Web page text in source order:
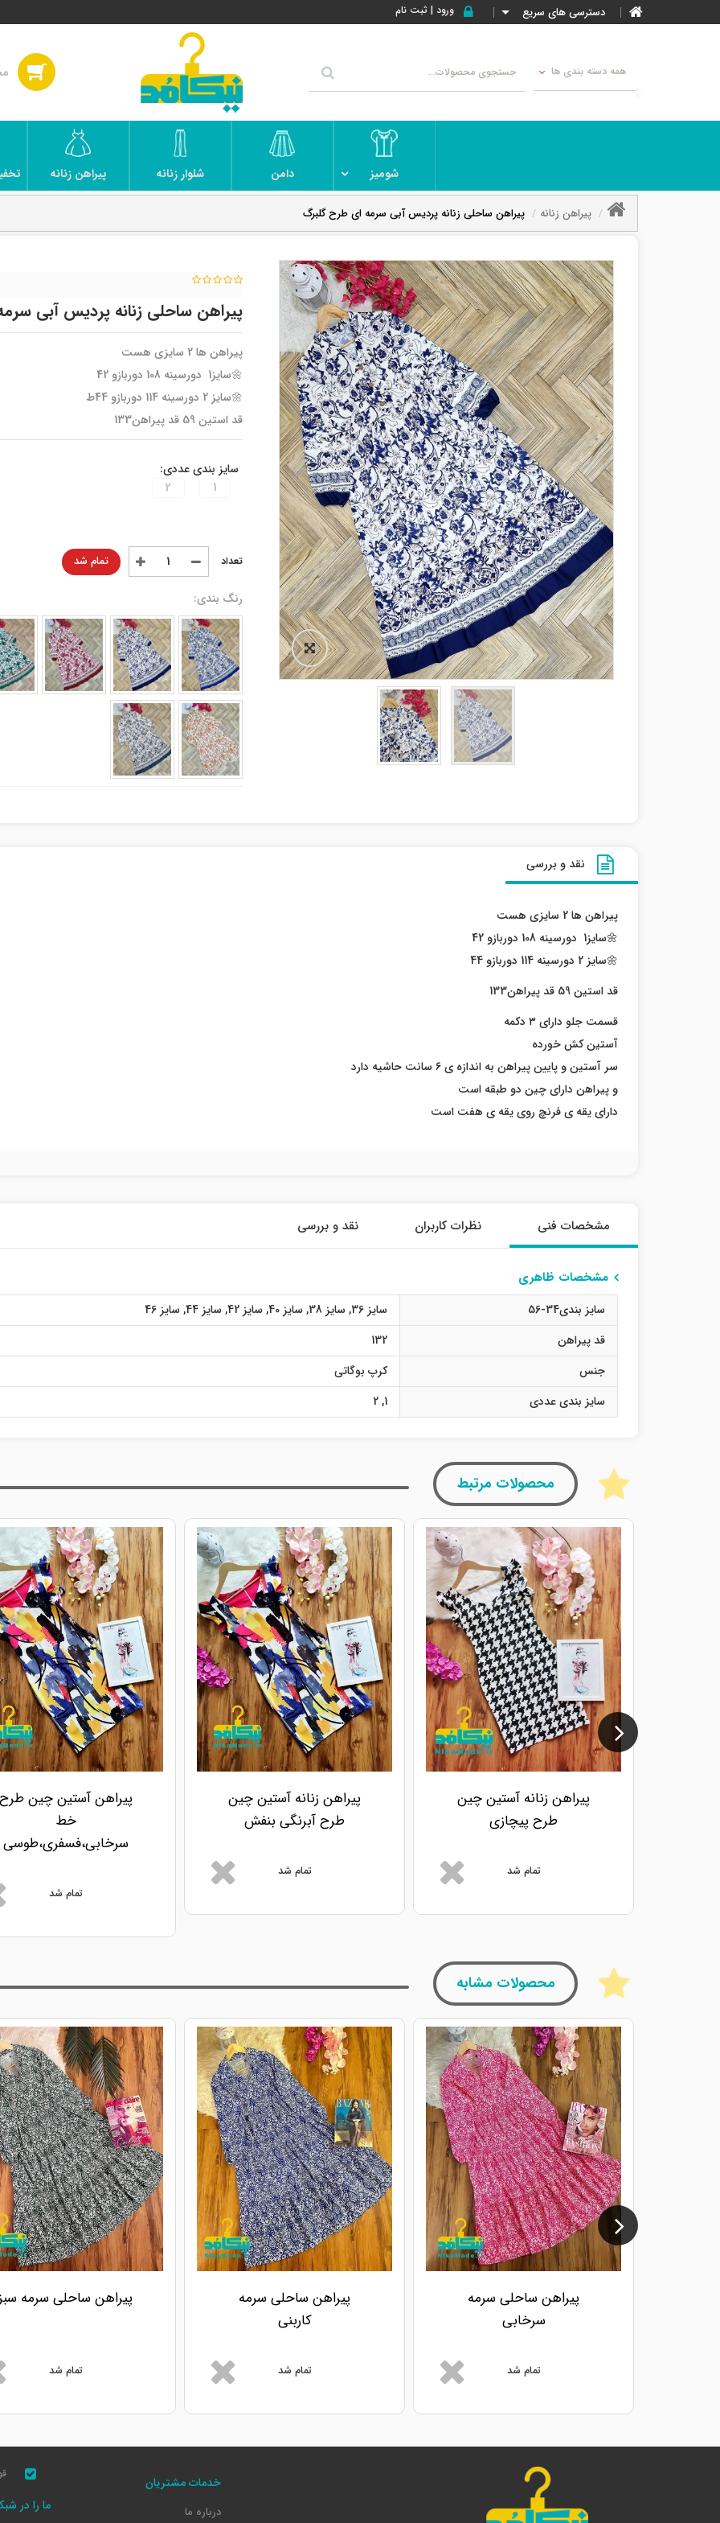
دسترسی های سریع ورود | ثبت نام
همه دسته بندی ها
شومیز دامن شلوار زنانه پیراهن زنانه
پیراهن زنانه پیراهن ساحلی زنانه پردیس آبی سرمه ای طرح گلبرگ
پیراهن ساحلی زنانه پردیس آبی
پیراهن ها 2 سایزی هست
🌼سایز1 دورسینه 108 دوربازو 42
🌼سایز 2 دورسینه 114 دوربازو 44ط
قد استین 59 قد پیراهن133
سایز بندی عددی:
1
2
تمام شد
رنگ بندی:
نقد و بررسی
پیراهن ها 2 سایزی هست
🌼سایز1 دورسینه 108 دوربازو 42
🌼سایز 2 دورسینه 114 دوربازو 44
قد استین 59 قد پیراهن133
قسمت جلو دارای ۳ دکمه
آستین کش خورده
سر آستین و پایین پیراهن به اندازه ی ۶ سانت حاشیه دارد
و پیراهن دارای چین دو طبقه است
دارای یقه ی فرنچ روی یقه ی هفت است
مشخصات فنی نظرات کاربران نقد و بررسی
مشخصات ظاهری
سایز بندی34-56 سایز 36 , سایز 38 , سایز 40 , سایز 42 , سایز 44 , سایز 46
قد پیراهن
132
جنس
کرپ بوگاتی
سایز بندی عددی
1
,
2
محصولات مرتبط
پیراهن زنانه آستین چین
طرح پیچازی
تمام شد
پیراهن زنانه آستین چین
طرح آبرنگی بنفش
تمام شد
پیراهن آستین چین طرح
خط
سرخابی،فسفری،طوسی
تمام شد
محصولات مشابه
پیراهن ساحلی سرمه
سرخابی
تمام شد
پیراهن ساحلی سرمه
کاربنی
تمام شد
پیراهن ساحلی سرمه
تمام شد
خدمات مشتریان
درباره ما ما را در